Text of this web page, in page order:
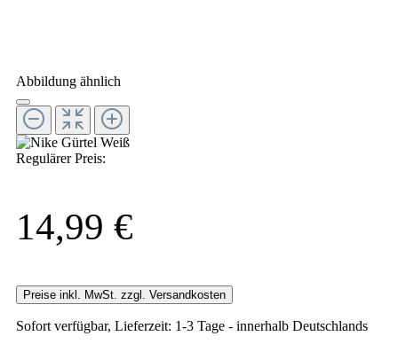
Abbildung ähnlich
Regulärer Preis:
14,99 €
Preise inkl. MwSt. zzgl. Versandkosten
Sofort verfügbar, Lieferzeit: 1-3 Tage - innerhalb Deutschlands